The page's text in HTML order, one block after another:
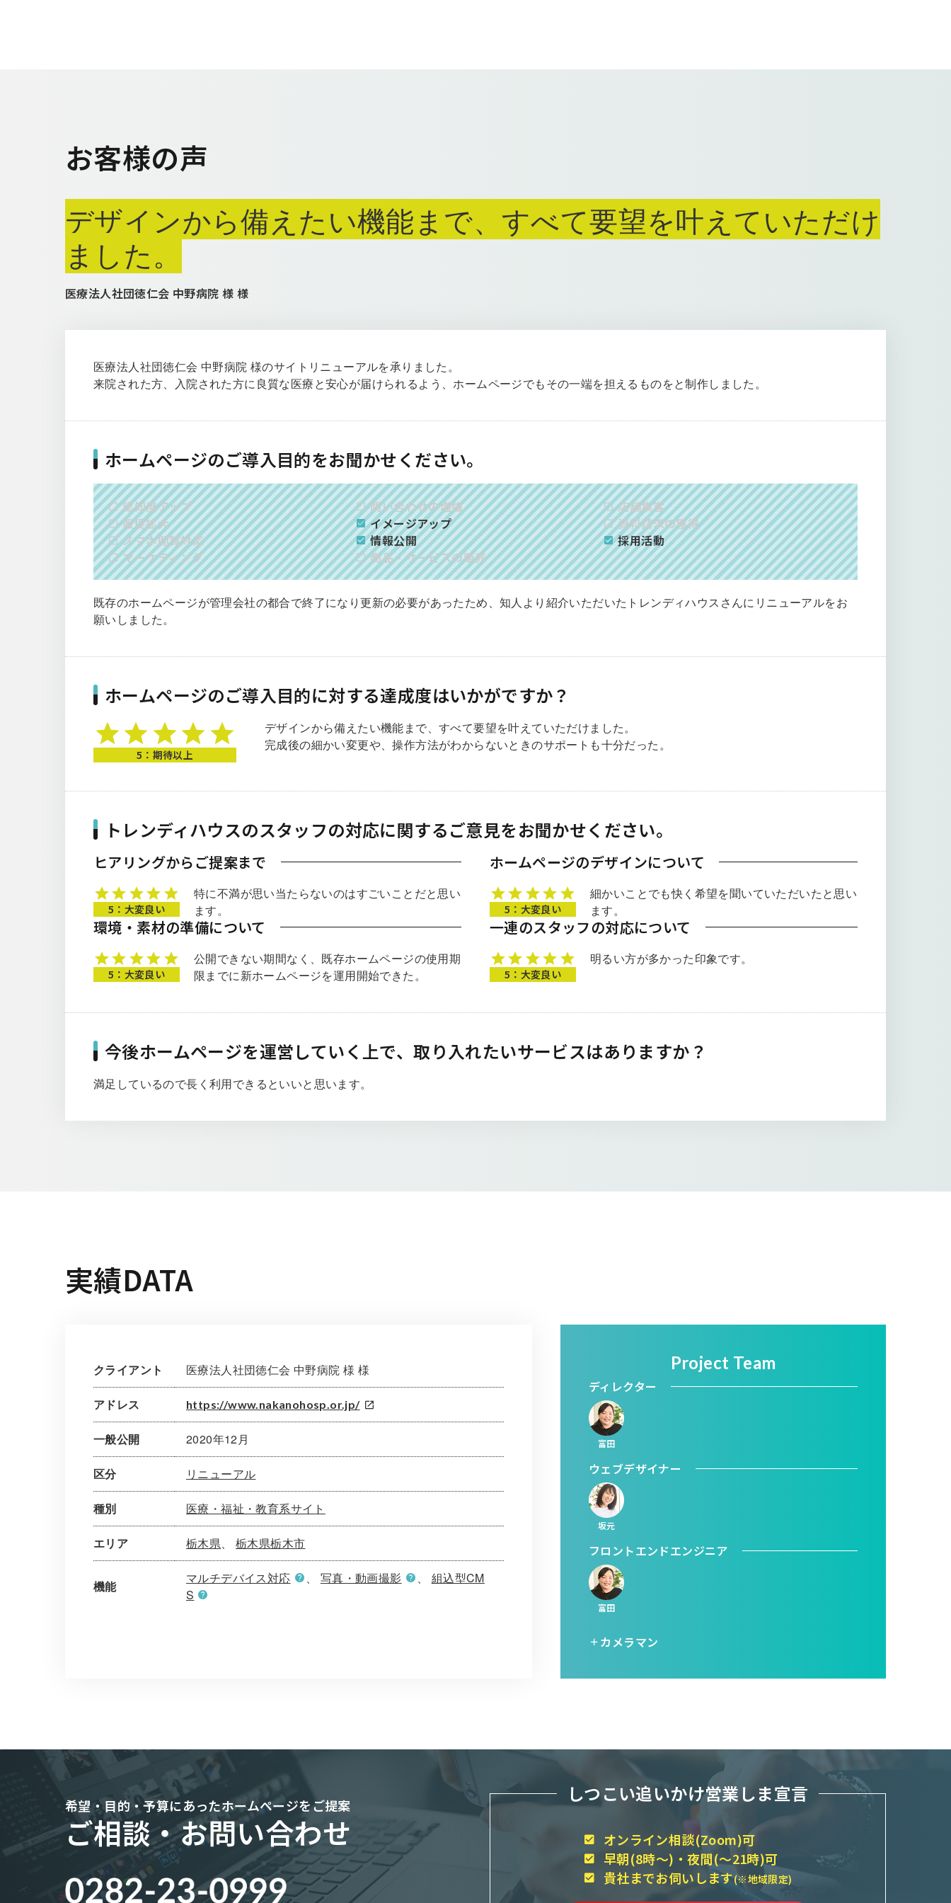
お客様の声
デザインから備えたい機能まで、すべて要望を叶えていただけ
ました。
医療法人社団徳仁会 中野病院 様 様
医療法人社団徳仁会 中野病院 様のサイトリニューアルを承りました。
来院された方、入院された方に良質な医療と安心が届けられるよう、ホームページでもその一端を担えるものをと制作しました。
ホームページのご導入目的をお聞かせください。
認知度アップ 問い合わせの増強
店舗集客
販促拡大
イメージアップ
資料請求の獲得
スマホ閲覧対応
情報公開
採用活動
マーケティング
商品・サービスの販売
既存のホームページが管理会社の都合で終了になり更新の必要があったため、知人より紹介いただいたトレンディハウスさんにリニューアルをお
願いしました。
ホームページのご導入目的に対する達成度はいかがですか？
5：期待以上
デザインから備えたい機能まで、すべて要望を叶えていただけました。
完成後の細かい変更や、操作方法がわからないときのサポートも十分だった。
トレンディハウスのスタッフの対応に関するご意見をお聞かせください。
ヒアリングからご提案まで
5：大変良い
特に不満が思い当たらないのはすごいことだと思い
ます。
ホームページのデザインについて
5：大変良い
細かいことでも快く希望を聞いていただいたと思い
ます。
環境・素材の準備について
5：大変良い
公開できない期間なく、既存ホームページの使用期
限までに新ホームページを運用開始できた。
一連のスタッフの対応について
5：大変良い
明るい方が多かった印象です。
今後ホームページを運営していく上で、取り入れたいサービスはありますか？
満足しているので長く利用できるといいと思います。
実績DATA
クライアント 医療法人社団徳仁会 中野病院 様 様
アドレス https://www.nakanohosp.or.jp/
一般公開 2020年12月
区分 リニューアル
種別 医療・福祉・教育系サイト
エリア 栃木県 栃木県栃木市
機能
マルチデバイス対応 写真・動画撮影
組込型CM
S
Project Team
ディレクター
富田
ウェブデザイナー
坂元
フロントエンドエンジニア
富田
カメラマン
希望・目的・予算にあったホームページをご提案
ご相談・お問い合わせ
しつこい追いかけ営業しま宣言
オンライン相談(Zoom)可
早朝(8時～)・夜間(～21時)可
貴社までお伺いします(※地域限定)